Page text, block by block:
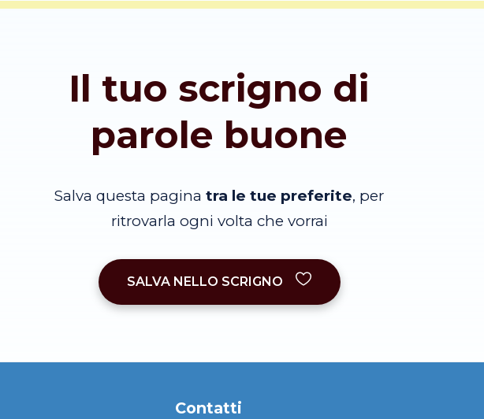
Il tuo scrigno di
parole buone
Salva questa pagina tra le tue preferite, per
ritrovarla ogni volta che vorrai
SALVA NELLO SCRIGNO
Contatti